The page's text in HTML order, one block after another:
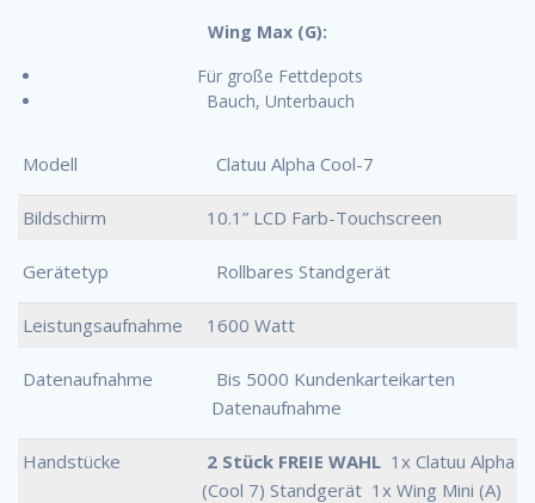
Wing Max (G):
Für große Fettdepots
Bauch, Unterbauch
Modell Clatuu Alpha Cool-7
Bildschirm 10.1” LCD Farb-Touchscreen
Gerätetyp Rollbares Standgerät
Leistungsaufnahme 1600 Watt
Datenaufnahme
Bis 5000 Kundenkarteikarten
Datenaufnahme
Handstücke 2 Stück FREIE WAHL 1x Clatuu Alpha
(Cool 7) Standgerät 1x Wing Mini (A)